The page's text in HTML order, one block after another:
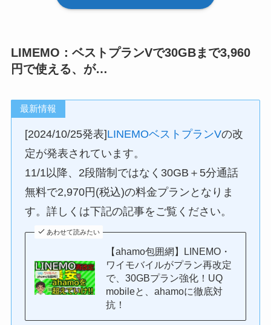
LIMEMO：ベストプランVで30GBまで3,960
円で使える、が…
最新情報
[2024/10/25発表]LINEMOベストプランVの改
定が発表されています。
11/1以降、2段階制ではなく30GB＋5分通話
無料で2,970円(税込)の料金プランとなりま
す。詳しくは下記の記事をご覧ください。
あわせて読みたい
【ahamo包囲網】LINEMO・
ワイモバイルがプラン再改定
で、30GBプラン強化！UQ
mobileと、ahamoに徹底対
抗！